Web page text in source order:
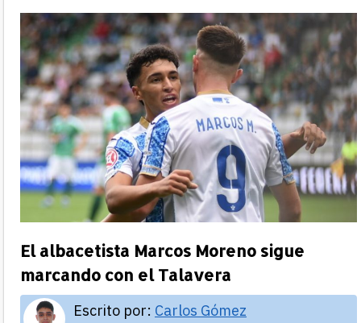
El albacetista Marcos Moreno sigue
marcando con el Talavera
Escrito por: Carlos Gómez